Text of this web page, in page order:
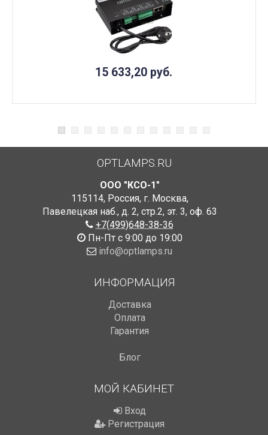
15 633,20 руб.
OPTLAMPS.RU
ООО "КСО-1"
115114, Россия, г. Москва,
Павелецкая наб., д. 2, стр.2, эт. 3, оф. 63
+7(499)648-38-36
Пн-Пт с 9:00 до 19:00
info@optlamps.ru
ИНФОРМАЦИЯ
Доставка
Оплата
Гарантия
Блог
МОЙ КАБИНЕТ
Вход
Регистрация